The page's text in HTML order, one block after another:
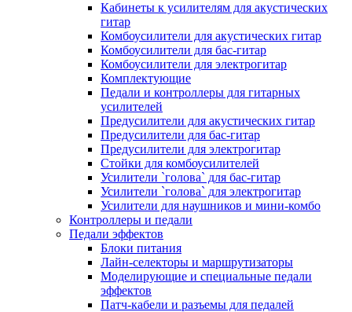
Кабинеты к усилителям для акустических
гитар
Комбоусилители для акустических гитар
Комбоусилители для бас-гитар
Комбоусилители для электрогитар
Комплектующие
Педали и контроллеры для гитарных
усилителей
Предусилители для акустических гитар
Предусилители для бас-гитар
Предусилители для электрогитар
Стойки для комбоусилителей
Усилители `голова` для бас-гитар
Усилители `голова` для электрогитар
Усилители для наушников и мини-комбо
Контроллеры и педали
Педали эффектов
Блоки питания
Лайн-селекторы и маршрутизаторы
Моделирующие и специальные педали
эффектов
Патч-кабели и разъемы для педалей